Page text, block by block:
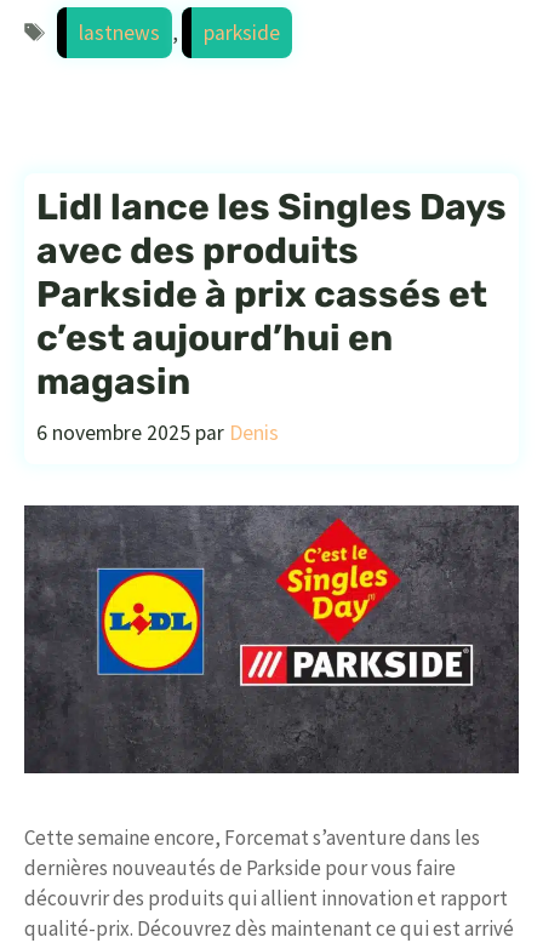
Étiquettes
lastnews , parkside
Lidl lance les Singles Days
avec des produits
Parkside à prix cassés et
c’est aujourd’hui en
magasin
6 novembre 2025 par Denis
Cette semaine encore, Forcemat s’aventure dans les
dernières nouveautés de Parkside pour vous faire
découvrir des produits qui allient innovation et rapport
qualité-prix. Découvrez dès maintenant ce qui est arrivé